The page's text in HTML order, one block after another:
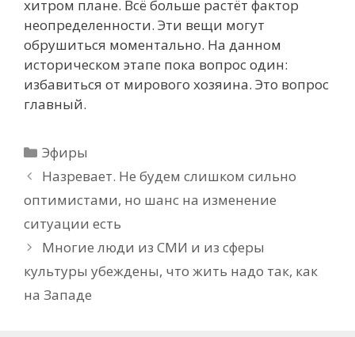
хитром плане. Всё больше растёт фактор
неопределенности. Эти вещи могут
обрушиться моментально. На данном
историческом этапе пока вопрос один:
избавиться от мирового хозяина. Это вопрос
главный.
Рубрики
Эфиры
Назревает. Не будем слишком сильно
оптимистами, но шанс на изменение
ситуации есть
Многие люди из СМИ и из сферы
культуры убеждены, что жить надо так, как
на Западе